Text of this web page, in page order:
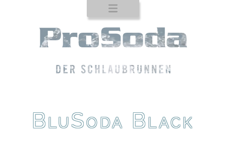
Startseite
Produkte
Standgeräte
Einbaugeräte
BluSoda Black